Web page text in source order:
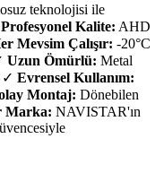
teknolojisi ile
Profesyonel Kalite: AHD
Mevsim Çalışır: -20°C
Uzun Ömürlü: Metal
✓ Evrensel Kullanım:
Montaj: Dönebilen
Marka: NAVISTAR'ın